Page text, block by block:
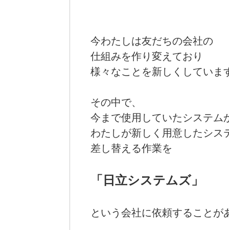
今わたしは友だちの会社の
仕組みを作り変えており
様々なことを新しくしていま
その中で、
今まで使用していたシステム
わたしが新しく用意したシス
差し替える作業を
「日立システムズ」
という会社に依頼することが